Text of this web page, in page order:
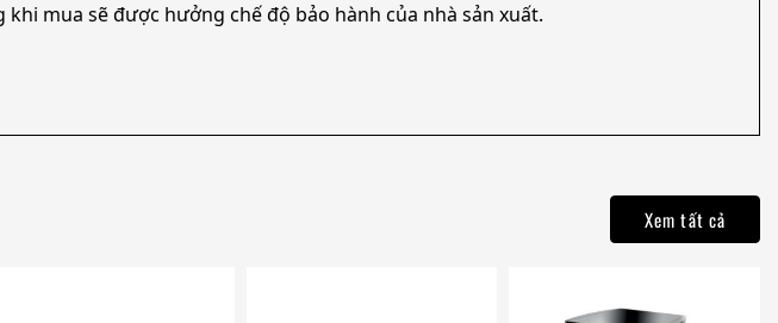
mua sẽ được hưởng chế độ bảo hành của nhà sản xuất.
Xem tất cả